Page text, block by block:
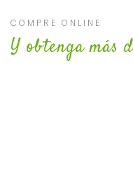
COMPRE ONLINE
Y obtenga más